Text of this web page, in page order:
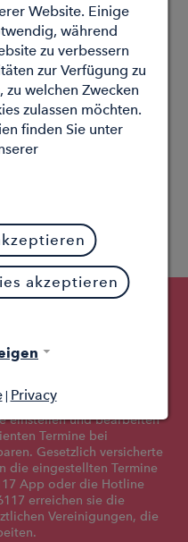
stellen wir eine
zur
Akteure
einstellen und bearbeiten
Termine bei
Gesetzlich versicherte
die eingestellten Termine
App oder die Hotline
erreichen sie die
Vereinigungen, die
Website. Einige
während
zu verbessern
zur Verfügung zu
zu welchen Zwecken
zulassen möchten.
finden Sie unter
akzeptieren
| Privacy